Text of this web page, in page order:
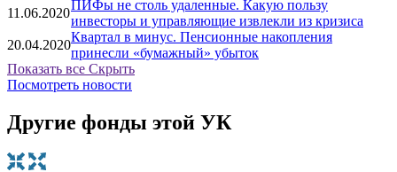
11.06.2020
ПИФы не столь удаленные. Какую пользу
инвесторы и управляющие извлекли из кризиса
20.04.2020
Квартал в минус. Пенсионные накопления
принесли «бумажный» убыток
Показать все Скрыть
Посмотреть новости
Другие фонды этой УК